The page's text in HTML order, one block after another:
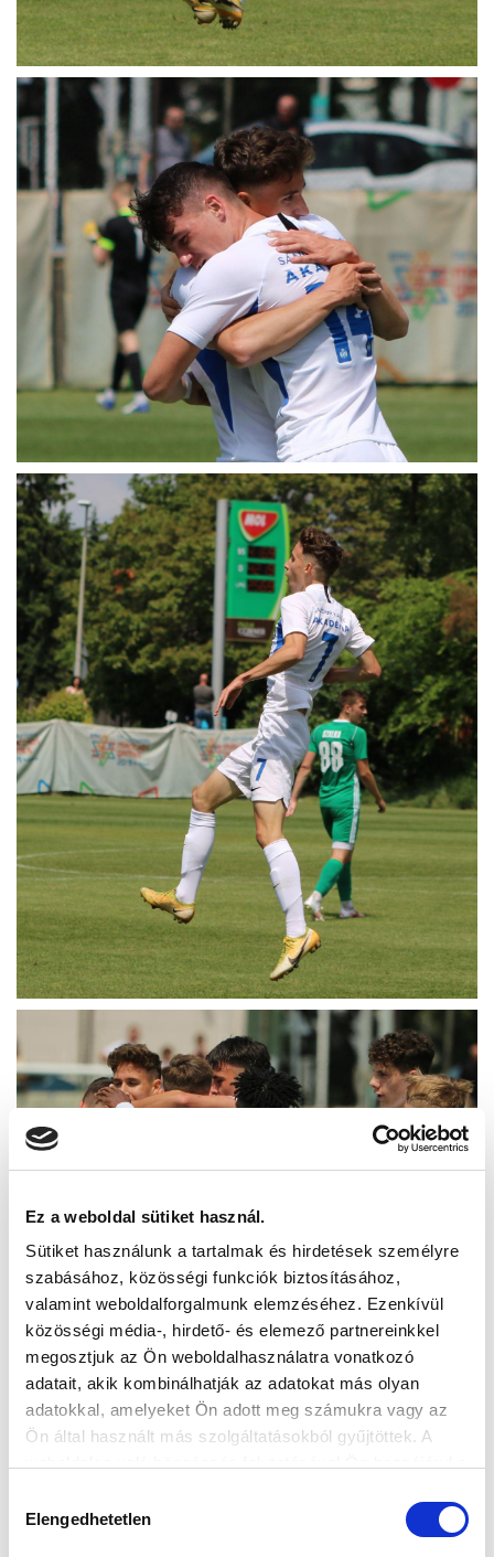
Ez a weboldal sütiket használ.
Sütiket használunk a tartalmak és hirdetések személyre
szabásához, közösségi funkciók biztosításához,
valamint weboldalforgalmunk elemzéséhez. Ezenkívül
közösségi média-, hirdető- és elemező partnereinkkel
megosztjuk az Ön weboldalhasználatra vonatkozó
adatait, akik kombinálhatják az adatokat más olyan
adatokkal, amelyeket Ön adott meg számukra vagy az
Ön által használt más szolgáltatásokból gyűjtöttek. A
kiválasztása
Elengedhetetlen